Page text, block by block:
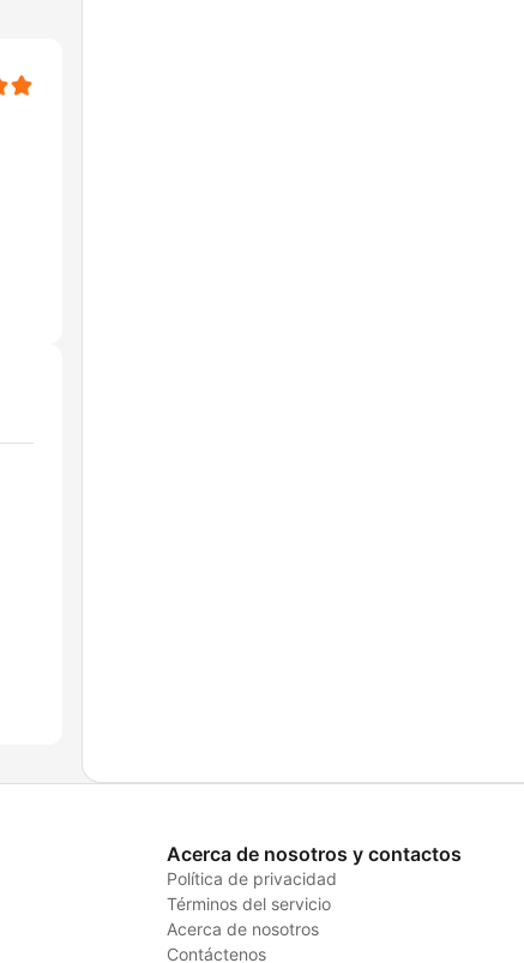
Acerca de nosotros y contactos
Política de privacidad
Términos del servicio
Acerca de nosotros
Contáctenos